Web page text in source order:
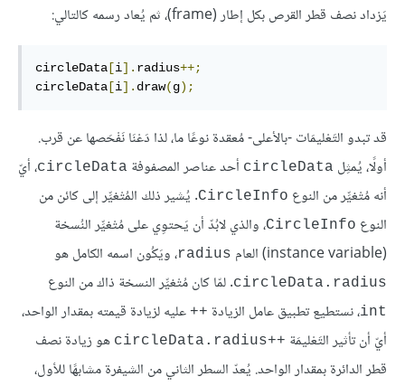
يَزداد نصف قطر القرص بكل إطار (frame)، ثم يُعاد رسمه كالتالي:
circleData [i]. radius++;
circleData [i]. draw(g);
قد تبدو التَعْليمَات -بالأعلى- مُعقدة نوعًا ما، لذا دَعْنَا نَفْحَصها عن قرب.
أولًا، يُمثِل circleData‎ أحد عناصر المصفوفة circleData، أيّ
أنه مُتْغيِّر من النوع CircleInfo. يُشير ذلك المُتْغيِّر إلى كائن من
النوع CircleInfo، والذي لابُدّ أن يَحتوِي على مُتْغيِّر النُسخة
(instance variable) العام
radius، ويَكُون اسمه الكامل هو
circleData.radius. لمّا كان مُتْغيِّر النسخة ذاك من النوع
int، نستطيع تطبيق عامل الزيادة ++ عليه لزيادة قيمته بمقدار الواحد،
أيّ أن تأثير التَعْليمَة circleData.radius++‎ هو زيادة نصف
قطر الدائرة بمقدار الواحد. يُعدّ السطر الثاني من الشيفرة مشابهًا للأول،